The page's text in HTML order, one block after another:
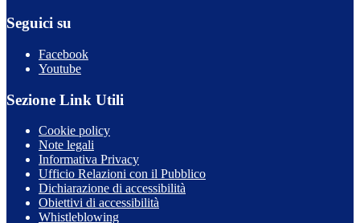
Seguici su
Facebook
Youtube
Sezione Link Utili
Cookie policy
Note legali
Informativa Privacy
Ufficio Relazioni con il Pubblico
Dichiarazione di accessibilità
Obiettivi di accessibilità
Whistleblowing